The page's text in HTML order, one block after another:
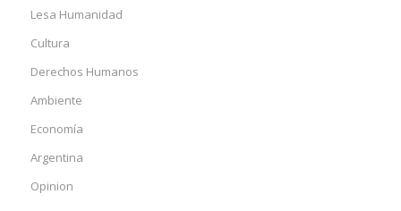
Lesa Humanidad
Cultura
Derechos Humanos
Ambiente
Economía
Argentina
Opinion